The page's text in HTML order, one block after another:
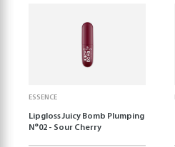
ESSENCE
Lipgloss Juicy Bomb Plumping
N°02 - Sour Cherry